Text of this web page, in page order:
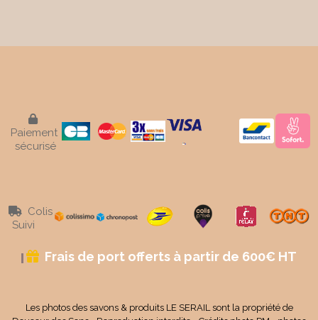

Paiement
sécurisé

Colis
Suivi
 Frais de port offerts à partir de 600€ HT
Les photos des savons & produits LE SERAIL sont la propriété de